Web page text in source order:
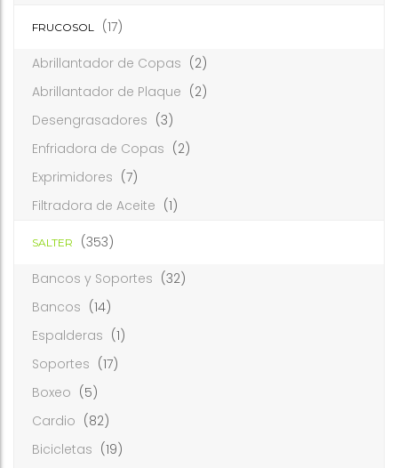
FRUCOSOL (17)
Abrillantador de Copas (2)
Abrillantador de Plaque (2)
Desengrasadores (3)
Enfriadora de Copas (2)
Exprimidores (7)
Filtradora de Aceite (1)
SALTER (353)
Bancos y Soportes (32)
Bancos (14)
Espalderas (1)
Soportes (17)
Boxeo (5)
Cardio (82)
Bicicletas (19)